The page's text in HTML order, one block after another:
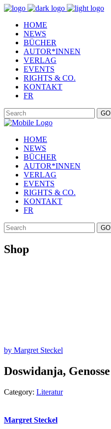
HOME
NEWS
BÜCHER
AUTOR*INNEN
VERLAG
EVENTS
RIGHTS & CO.
KONTAKT
FR
GO
HOME
NEWS
BÜCHER
AUTOR*INNEN
VERLAG
EVENTS
RIGHTS & CO.
KONTAKT
FR
GO
Shop
by Margret Steckel
Doswidanja, Genosse
Category: Literatur
Margret Steckel